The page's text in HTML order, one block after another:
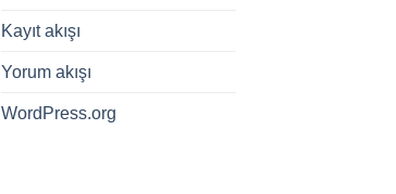
Kayıt akışı
Yorum akışı
WordPress.org